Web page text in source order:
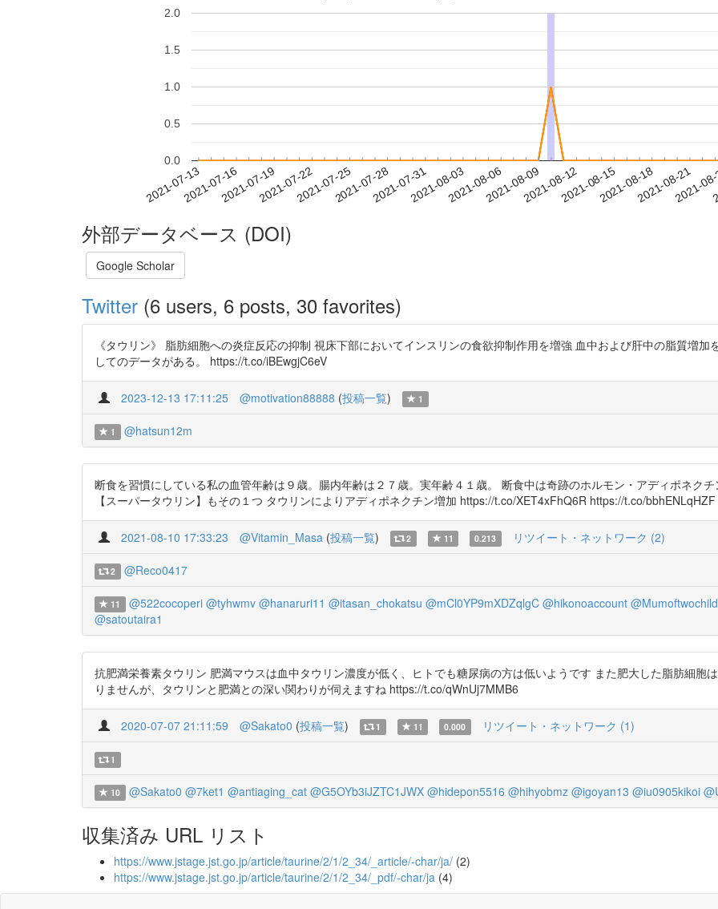
2021-07-132021-07-162021-07-192021-07-222021-07-252021-07-282021-07-312021-08-032021-08-062021-08-092021-08-122021-08-152021-08-182021-08-21
2021-
0.0
0.5
1.0
1.5
2.0
外部データベース (DOI)
Google Scholar
Twitter (6 users, 6 posts, 30 favorites)
《タウリン》 脂肪細胞への炎症反応の抑制 視床下部においてインスリンの食欲抑制作用を増強 血中および肝中の脂質増
してのデータがある。 https://t.co/iBEwgjC6eV
2023-12-13 17:11:25 @motivation88888 (投稿一覧) 1
1 @hatsun12m
断食を習慣にしている私の血管年齢は９歳。腸内年齢は２７歳。実年齢４１歳。 断食中は奇跡のホルモン・アディポネク
【スーパータウリン】もその１つ タウリンによりアディポネクチン増加 https://t.co/XET4xFhQ6R https://t.co/bbhENLqHZF
2021-08-10 17:33:23 @Vitamin_Masa (投稿一覧) 2 11 0.213 リツイート・ネットワーク (2)
2 @Reco0417
11 @522cocoperi @tyhwmv @hanaruri11 @itasan_chokatsu @mCl0YP9mXDZqlgC @hikonoaccount @Mumoftwochild
@satoutaira1
抗肥満栄養素タウリン 肥満マウスは血中タウリン濃度が低く、ヒトでも糖尿病の方は低いようです また肥大した脂肪細胞
りませんが、タウリンと肥満との深い関わりが伺えますね https://t.co/qWnUj7MMB6
2020-07-07 21:11:59 @Sakato0 (投稿一覧) 1 11 0.000 リツイート・ネットワーク (1)
1
10 @Sakato0 @7ket1 @antiaging_cat @G5OYb3iJZTC1JWX @hidepon5516 @hihyobmz @igoyan13 @iu0905kikoi
収集済み URL リスト
https://www.jstage.jst.go.jp/article/taurine/2/1/2_34/_article/-char/ja/ (2)
https://www.jstage.jst.go.jp/article/taurine/2/1/2_34/_pdf/-char/ja (4)